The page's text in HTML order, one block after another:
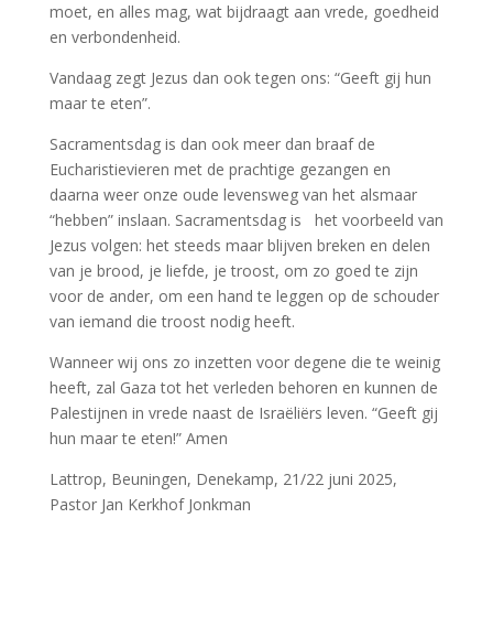
moet, en alles mag, wat bijdraagt aan vrede, goedheid
en verbondenheid.
Vandaag zegt Jezus dan ook tegen ons: “Geeft gij hun
maar te eten”.
Sacramentsdag is dan ook meer dan braaf de
Eucharistievieren met de prachtige gezangen en
daarna weer onze oude levensweg van het alsmaar
“hebben” inslaan. Sacramentsdag is het voorbeeld van
Jezus volgen: het steeds maar blijven breken en delen
van je brood, je liefde, je troost, om zo goed te zijn
voor de ander, om een hand te leggen op de schouder
van iemand die troost nodig heeft.
Wanneer wij ons zo inzetten voor degene die te weinig
heeft, zal Gaza tot het verleden behoren en kunnen de
Palestijnen in vrede naast de Israëliërs leven. “Geeft gij
hun maar te eten!” Amen
Lattrop, Beuningen, Denekamp, 21/22 juni 2025,
Pastor Jan Kerkhof Jonkman